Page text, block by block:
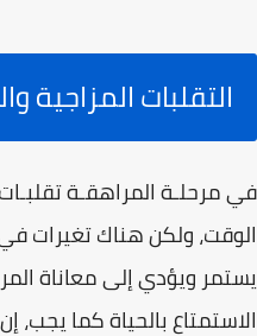
التقلبات المزاجية
في مرحلـة المراهقـة
الوقت، ولكن هناك تغيرات
يستمر ويؤدي إلى معاناة
الاستمتاع بالحياة كما يجب،